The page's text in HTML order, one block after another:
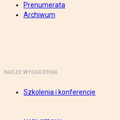
Prenumerata
Archiwum
NASZE WYDARZENIA
Szkolenia i konferencje